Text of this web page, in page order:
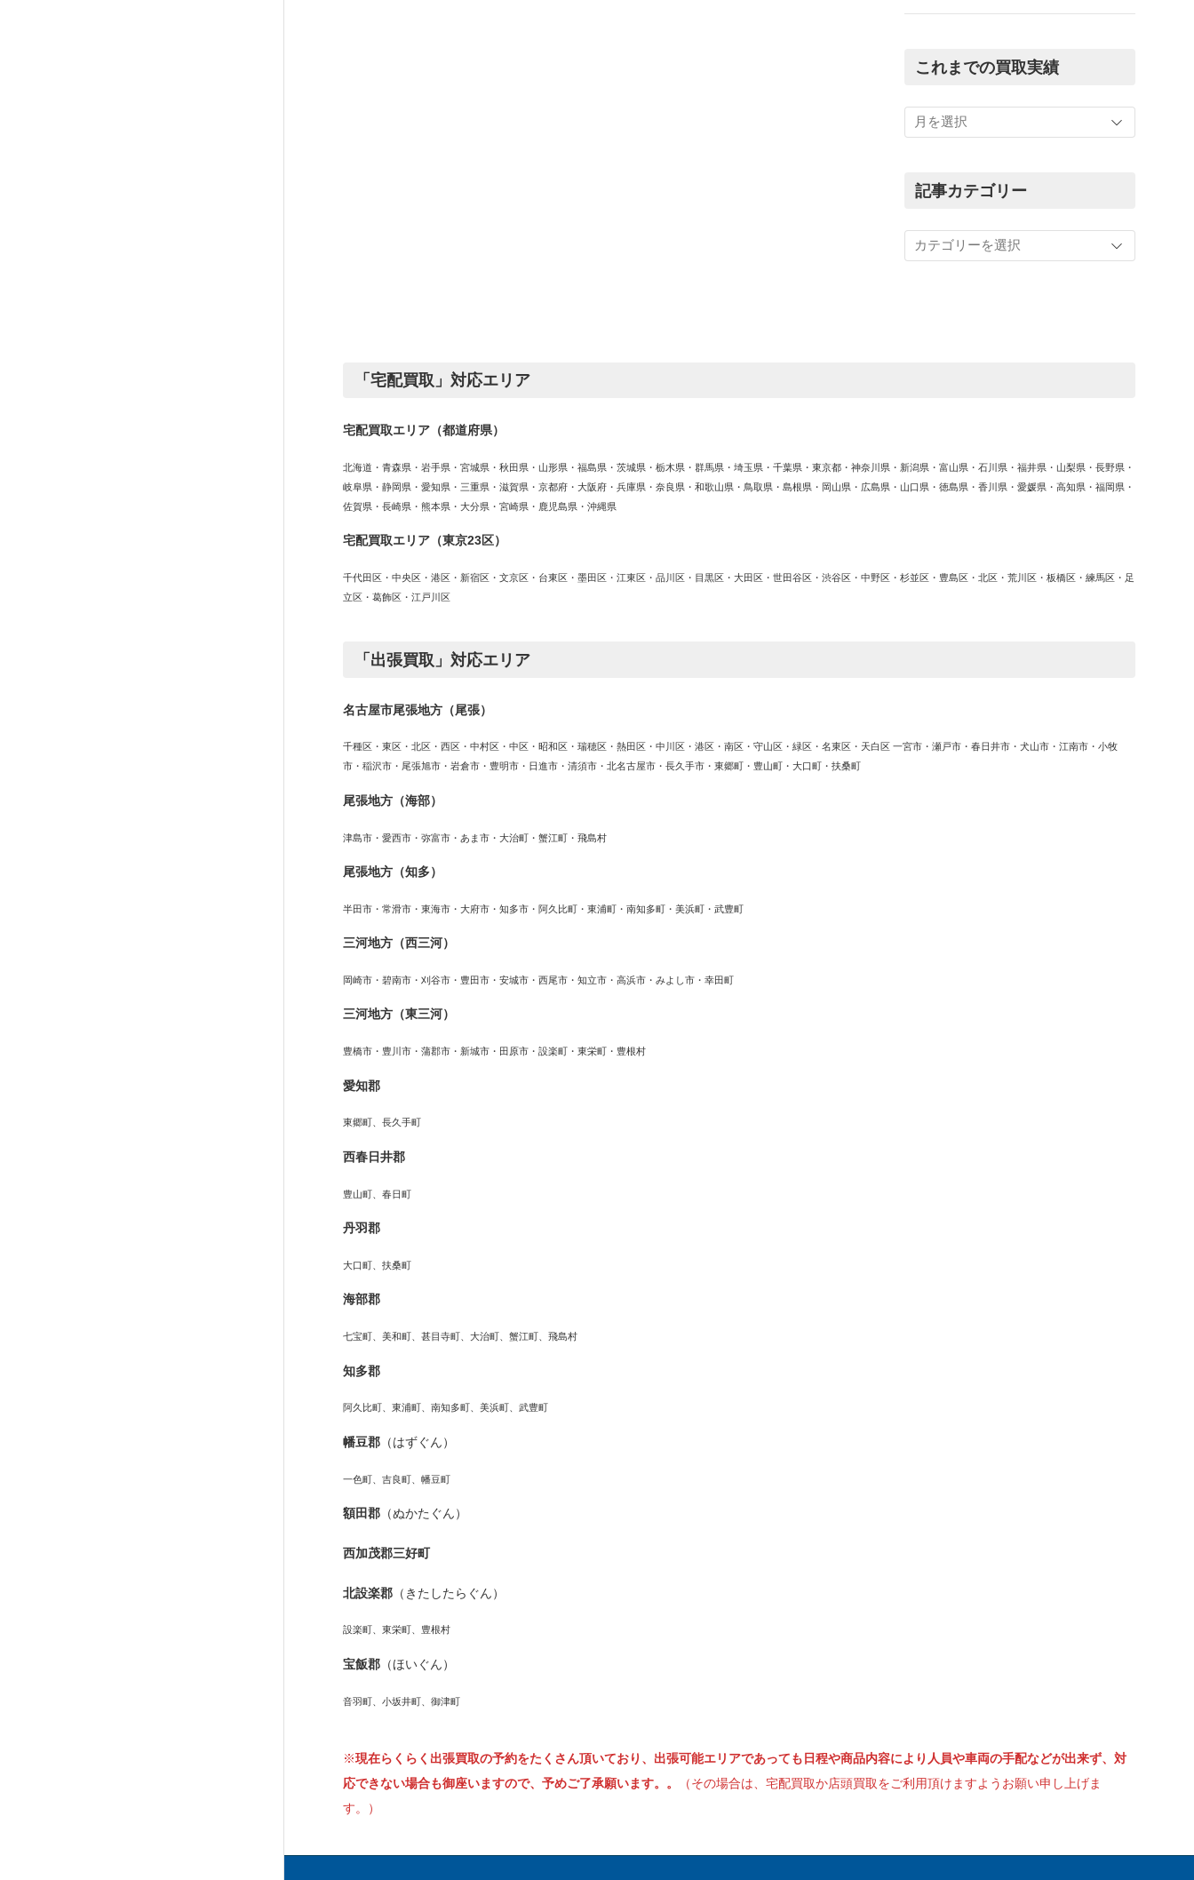
これまでの買取実績
ま
買
績
記事カテゴリー
事
カ
「宅配買取」対応エリア
宅配買取エリア（都道府県）
北海道・青森県・岩手県・宮城県・秋田県・山形県・福島県・茨城県・栃木県・群馬県・埼玉県・千葉県・東京都・神奈川県・新潟県・富山県・石川県・福井県・山梨県・長野県・
岐阜県・静岡県・愛知県・三重県・滋賀県・京都府・大阪府・兵庫県・奈良県・和歌山県・鳥取県・島根県・岡山県・広島県・山口県・徳島県・香川県・愛媛県・高知県・福岡県・
佐賀県・長崎県・熊本県・大分県・宮崎県・鹿児島県・沖縄県
宅配買取エリア（東京23区）
千代田区・中央区・港区・新宿区・文京区・台東区・墨田区・江東区・品川区・目黒区・大田区・世田谷区・渋谷区・中野区・杉並区・豊島区・北区・荒川区・板橋区・練馬区・足
立区・葛飾区・江戸川区
「出張買取」対応エリア
名古屋市尾張地方（尾張）
千種区・東区・北区・西区・中村区・中区・昭和区・瑞穂区・熱田区・中川区・港区・南区・守山区・緑区・名東区・天白区 一宮市・瀬戸市・春日井市・犬山市・江南市・小牧
市・稲沢市・尾張旭市・岩倉市・豊明市・日進市・清須市・北名古屋市・長久手市・東郷町・豊山町・大口町・扶桑町
尾張地方（海部）
津島市・愛西市・弥富市・あま市・大治町・蟹江町・飛島村
尾張地方（知多）
半田市・常滑市・東海市・大府市・知多市・阿久比町・東浦町・南知多町・美浜町・武豊町
三河地方（西三河）
岡崎市・碧南市・刈谷市・豊田市・安城市・西尾市・知立市・高浜市・みよし市・幸田町
三河地方（東三河）
豊橋市・豊川市・蒲郡市・新城市・田原市・設楽町・東栄町・豊根村
愛知郡
東郷町、長久手町
西春日井郡
豊山町、春日町
丹羽郡
大口町、扶桑町
海部郡
七宝町、美和町、甚目寺町、大治町、蟹江町、飛島村
知多郡
阿久比町、東浦町、南知多町、美浜町、武豊町
幡豆郡 （はずぐん）
一色町、吉良町、幡豆町
額田郡 （ぬかたぐん）
西加茂郡三好町
北設楽郡 （きたしたらぐん）
設楽町、東栄町、豊根村
宝飯郡 （ほいぐん）
音羽町、小坂井町、御津町
※現在らくらく出張買取の予約をたくさん頂いており、出張可能エリアであっても日程や商品内容により人員や車両の手配などが出来ず、対
応できない場合も御座いますので、予めご了承願います。。
（その場合は、宅配買取か店頭買取をご利用頂けますようお願い申し上げま
す。）